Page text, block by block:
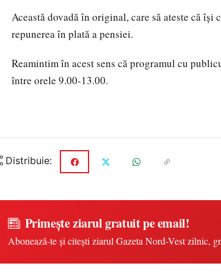
Această dovadă în original, care să ateste că
repunerea în plată a pensiei.
Reamintim în acest sens că programul cu
între orele 9.00-13.00.
Distribuie:
Primește ziarul gratuit pe email!
Abonează-te și citești ziarul Gazeta Nord-Vest zilnic,